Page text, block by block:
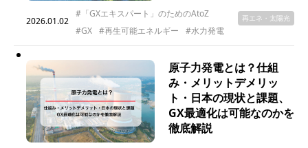
2026.01.02
#「GXエキスパート」のためのAtoZ
#GX
#再生可能エネルギー #水力発電
再エネ・太陽光
原子力発電とは？仕組
み・メリットデメリッ
ト・日本の現状と課題、
GX最適化は可能なのかを
徹底解説